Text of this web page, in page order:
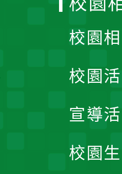
校園
校園
宣導
校園